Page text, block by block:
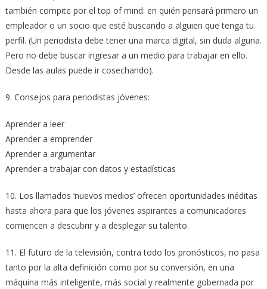
también compite por el top of mind: en quién pensará primero un
empleador o un socio que esté buscando a alguien que tenga tu
perfil. (Un periodista debe tener una marca digital, sin duda alguna.
Pero no debe buscar ingresar a un medio para trabajar en ello.
Desde las aulas puede ir cosechando).
9. Consejos para periodistas jóvenes:
Aprender a leer
Aprender a emprender
Aprender a argumentar
Aprender a trabajar con datos y estadísticas
10. Los llamados ‘nuevos medios’ ofrecen oportunidades inéditas
hasta ahora para que los jóvenes aspirantes a comunicadores
comiencen a descubrir y a desplegar su talento.
11. El futuro de la televisión, contra todo los pronósticos, no pasa
tanto por la alta definición como por su conversión, en una
máquina más inteligente, más social y realmente gobernada por